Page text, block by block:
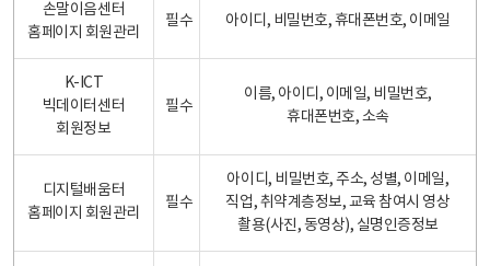
손말이음센터
홈페이지 회원관리
필수 아이디, 비밀번호, 휴대폰번호, 이메일
K-ICT
빅데이터센터
회원정보
필수
이름, 아이디, 이메일, 비밀번호,
휴대폰번호, 소속
디지털배움터
홈페이지 회원관리
필수
아이디, 비밀번호, 주소, 성별, 이메일,
직업, 취약계층정보, 교육 참여시 영상
촬용(사진, 동영상), 실명인증정보